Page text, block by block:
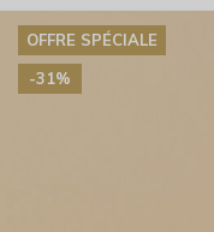
OFFRE SPÉCIALE
-31%